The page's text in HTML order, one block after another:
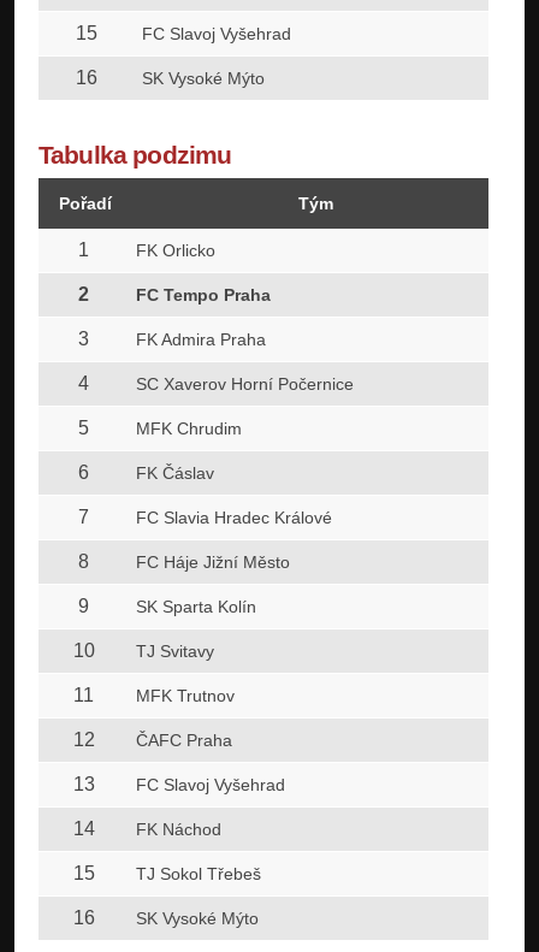
15 FC Slavoj Vyšehrad
16 SK Vysoké Mýto
Tabulka podzimu
Pořadí Tým
1 FK Orlicko
2 FC Tempo Praha
3 FK Admira Praha
4 SC Xaverov Horní Počernice
5 MFK Chrudim
6 FK Čáslav
7 FC Slavia Hradec Králové
8 FC Háje Jižní Město
9 SK Sparta Kolín
10 TJ Svitavy
11 MFK Trutnov
12 ČAFC Praha
13 FC Slavoj Vyšehrad
14 FK Náchod
15 TJ Sokol Třebeš
16 SK Vysoké Mýto